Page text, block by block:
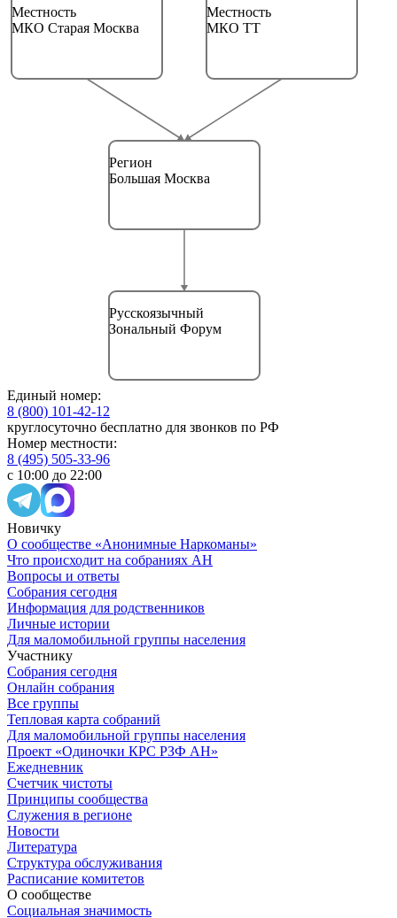
Местность
МКО Старая Москва
Местность
МКО ТТ
Регион
Большая Москва
Русскоязычный
Зональный Форум
Единый номер:
8 (800) 101-42-12
круглосуточно бесплатно для звонков по РФ
Номер местности:
8 (495) 505-33-96
с 10:00 до 22:00
Новичку
О сообществе «Анонимные Наркоманы»
Что происходит на собраниях АН
Вопросы и ответы
Собрания сегодня
Информация для родственников
Личные истории
Для маломобильной группы населения
Участнику
Собрания сегодня
Онлайн собрания
Все группы
Тепловая карта собраний
Для маломобильной группы населения
Проект «Одиночки КРС РЗФ АН»
Ежедневник
Счетчик чистоты
Принципы сообщества
Служения в регионе
Новости
Литература
Структура обслуживания
Расписание комитетов
О сообществе
Социальная значимость